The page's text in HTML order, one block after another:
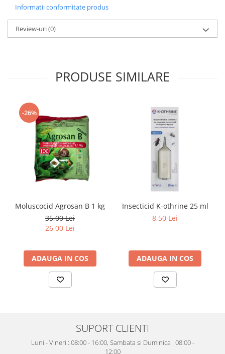
Informatii conformitate produs
Review-uri(0)
PRODUSE SIMILARE
-26%
Moluscocid Agrosan B 1 kg
35,00 Lei
26,00 Lei
ADAUGA IN COS
Insecticid K-othrine 25 ml
8,50 Lei
ADAUGA IN COS
SUPORT CLIENTI
Luni - Vineri : 08:00 - 16:00, Sambata si Duminica : 08:00 -
12:00